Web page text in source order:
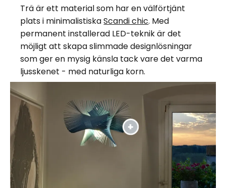
Trä är ett material som har en välförtjänt
plats i minimalistiskaScandi chic. Med
permanent installerad LED-teknik är det
möjligt att skapa slimmade designlösningar
som ger en mysig känsla tack vare det varma
ljusskenet - med naturliga korn.